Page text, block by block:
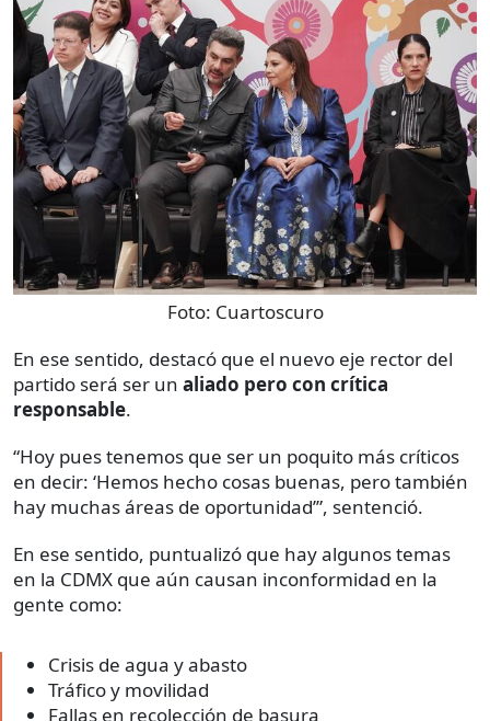
Foto: Cuartoscuro
En ese sentido, destacó que el nuevo eje rector del
partido será ser un aliado pero con crítica
responsable.
“Hoy pues tenemos que ser un poquito más críticos
en decir: ‘Hemos hecho cosas buenas, pero también
hay muchas áreas de oportunidad’”, sentenció.
En ese sentido, puntualizó que hay algunos temas
en la CDMX que aún causan inconformidad en la
gente como:
Crisis de agua y abasto
Tráfico y movilidad
Fallas en recolección de basura